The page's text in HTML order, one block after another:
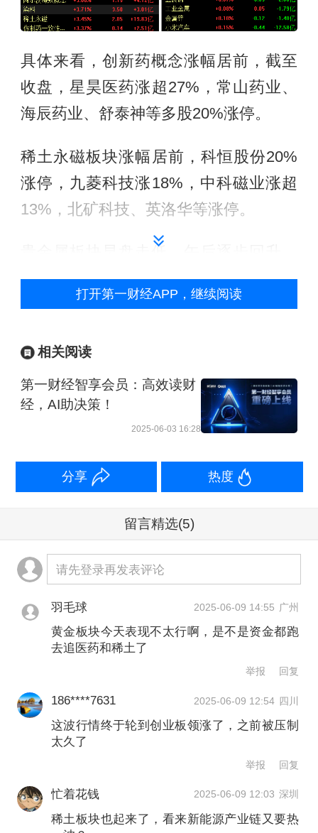
具体来看，创新药概念涨幅居前，截至
收盘，星昊医药涨超27%，常山药业、
海辰药业、舒泰神等多股20%涨停。
稀土永磁板块涨幅居前，科恒股份20%
涨停，九菱科技涨18%，中科磁业涨超
13%，北矿科技、英洛华等涨停。
赤峰黄金、四川黄金、山东黄金等多股
跌幅收窄至逾1%。
14:31 韩国综合指数收盘涨1.56%
韩国综合指数收盘涨1.56%，刷新去年7
13:49 沪深京三市成交额超1万亿元 较上
日此时放量1013亿元
沪深京三市成交额超1万亿元，较上日此
时放量1013亿元，预计全天成交金额约
1.3万亿元。截至目前，沪市成交额3912
亿元，深市成交额5906亿元，北证50成
交额187亿元。
13:49 集运指数（欧线）主力合约跌超
4%
集运指数（欧线）主力合约跌超4%，报
13:17 固态电池概念股持续走高
打开第一财经APP，继续阅读
相关阅读
第一财经智享会员：高效读财
经，AI助决策！
2025-06-03 16:28
分享 热度
留言精选(5)
请先登录再发表评论
羽毛球 2025-06-09 14:55 广州
黄金板块今天表现不太行啊，是不是资金都跑
去追医药和稀土了
举报 回复
186****7631 2025-06-09 12:54 四川
这波行情终于轮到创业板领涨了，之前被压制
太久了
举报 回复
忙着花钱 2025-06-09 12:03 深圳
稀土板块也起来了，看来新能源产业链又要热